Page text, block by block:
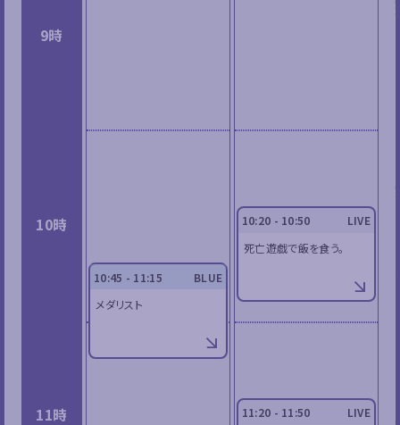
9時
10時
11時
10:45 - 11:15
BLUE
メダリスト
10:20 - 10:50
LIVE
死亡遊戯で飯を食う。
11:20 - 11:50
LIVE